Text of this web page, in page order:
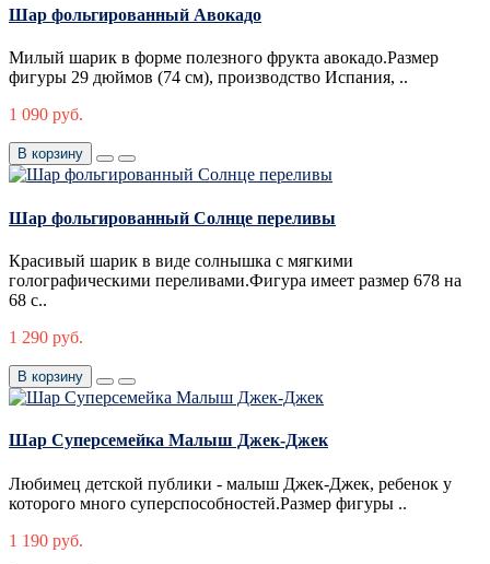
Шар фольгированный Авокадо
Милый шарик в форме полезного фрукта авокадо.Размер
фигуры 29 дюймов (74 см), производство Испания, ..
1 090 руб.
В корзину
Шар фольгированный Солнце переливы
Красивый шарик в виде солнышка с мягкими
голографическими переливами.Фигура имеет размер 678 на
68 с..
1 290 руб.
В корзину
Шар Суперсемейка Малыш Джек-Джек
Любимец детской публики - малыш Джек-Джек, ребенок у
которого много суперспособностей.Размер фигуры ..
1 190 руб.